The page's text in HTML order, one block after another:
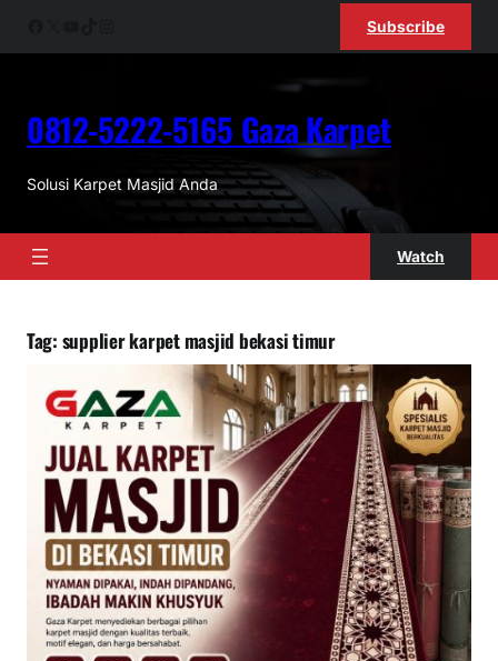
Subscribe
0812-5222-5165 Gaza Karpet
Solusi Karpet Masjid Anda
Watch
Tag: supplier karpet masjid bekasi timur